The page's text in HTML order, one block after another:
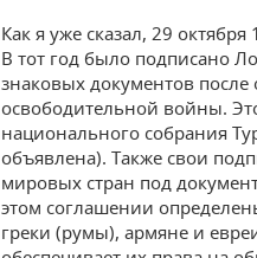
Как я уже сказал, 29
В тот год было подписано
знаковых документов
освободительной войны.
национального собрания
объявлена). Также свои
мировых стран под
этом соглашении
греки (румы), армяне и